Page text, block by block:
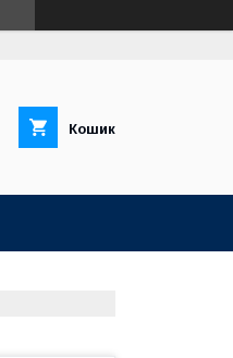
Кошик